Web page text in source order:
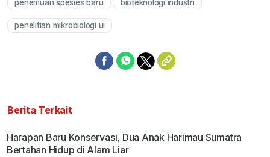
penemuan spesies baru bioteknologi industri
penelitian mikrobiologi ui
Berita Terkait
Harapan Baru Konservasi, Dua Anak Harimau Sumatra
Bertahan Hidup di Alam Liar